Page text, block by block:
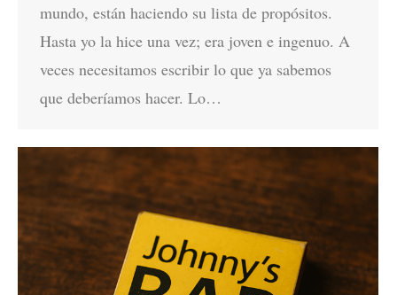
mundo, están haciendo su lista de propósitos.
Hasta yo la hice una vez; era joven e ingenuo. A
veces necesitamos escribir lo que ya sabemos
que deberíamos hacer. Lo…